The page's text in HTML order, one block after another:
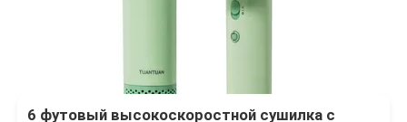
6 футовый высокоскоростной сушилка с